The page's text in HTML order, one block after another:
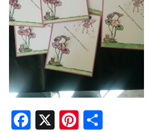
Facebook
X Pinterest